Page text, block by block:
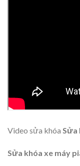
Video sửa khóa Sửa
Sửa khóa xe máy